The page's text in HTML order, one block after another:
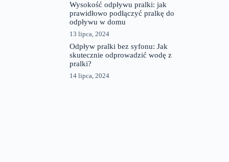
Wysokość odpływu pralki: jak
prawidłowo podłączyć pralkę do
odpływu w domu
13 lipca, 2024
Odpływ pralki bez syfonu: Jak
skutecznie odprowadzić wodę z
pralki?
14 lipca, 2024